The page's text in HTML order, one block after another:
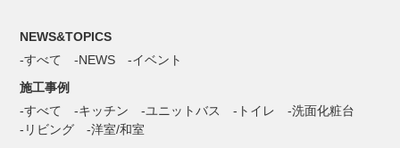
NEWS&TOPICS
すべて
NEWS
イベント
施工事例
すべて
キッチン ユニットバス トイレ
洗面化粧台
リビング
洋室/和室